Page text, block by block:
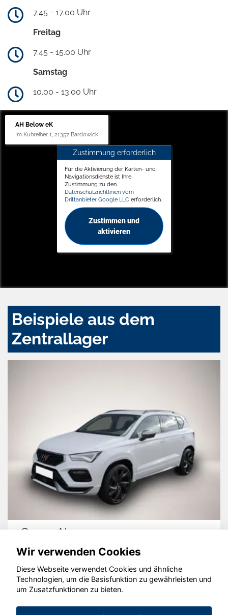
7.45 - 17.00 Uhr
Freitag
7.45 - 15.00 Uhr
Samstag
10.00 - 13.00 Uhr
AH Below eK
Im Kuhreiher 1, 21357 Bardowick
Zustimmung erforderlich
Für die Aktivierung der Karten- und
Navigationsdienste ist Ihre
Zustimmung zu den
Datenschutzrichtlinien vom
Drittanbieter Google LLC erforderlich.
Zustimmen und
aktivieren
Beispiele aus dem
Zentrallager
Cupra Ateca
© konjunkturmotor.de GmbH 2020 - 2026
Wir verwenden Cookies
Diese Webseite verwendet Cookies und ähnliche
Technologien, um die Basisfunktion zu gewährleisten und
um Zusatzfunktionen zu bieten.